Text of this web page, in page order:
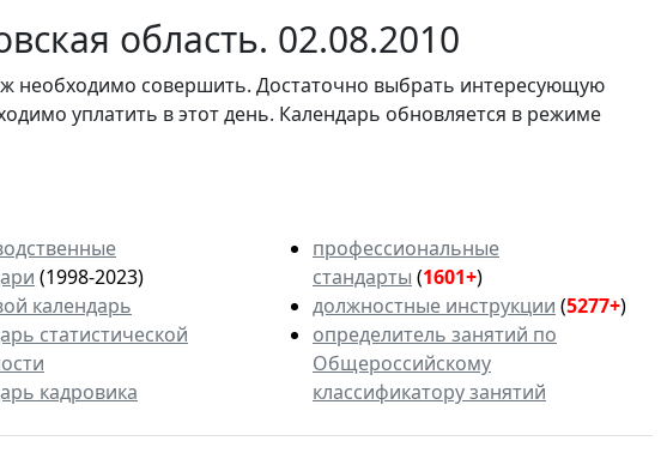
область. 02.08.2010
необходимо совершить. Достаточно выбрать интересующую
уплатить в этот день. Календарь обновляется в режиме
(1998-2023)
календарь
статистической
кадровика
профессиональные
стандарты (1601+)
должностные инструкции (5277+)
определитель занятий по
Общероссийскому
классификатору занятий